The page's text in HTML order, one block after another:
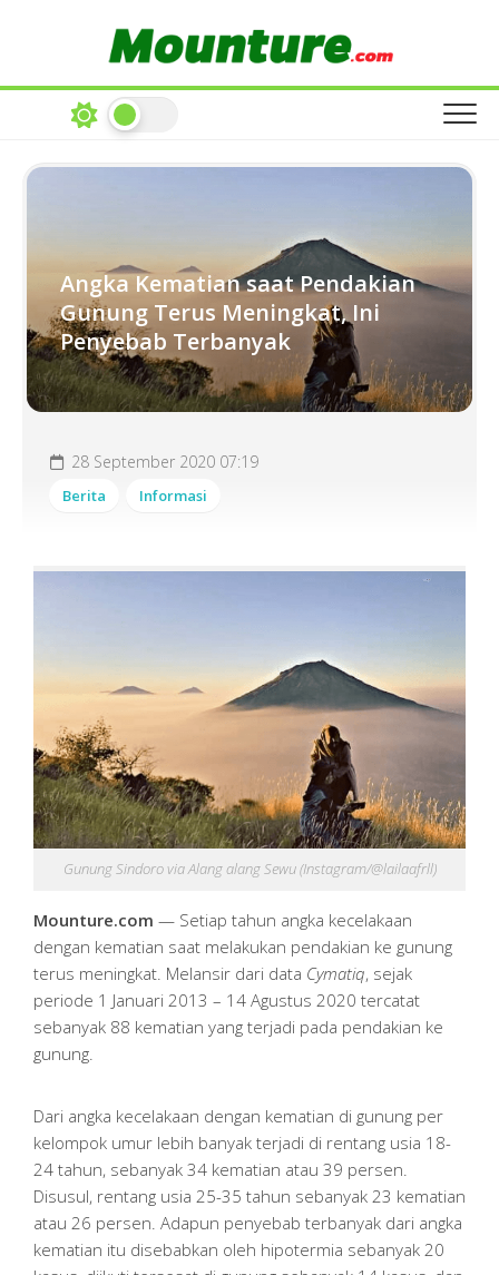
Angka Kematian saat Pendakian
Gunung Terus Meningkat, Ini
Penyebab Terbanyak
28 September 2020 07:19
Berita Informasi
Gunung Sindoro via Alang alang Sewu (Instagram/@lailaafrll)
Mounture.com — Setiap tahun angka kecelakaan
dengan kematian saat melakukan pendakian ke gunung
terus meningkat. Melansir dari data Cymatiq, sejak
periode 1 Januari 2013 – 14 Agustus 2020 tercatat
sebanyak 88 kematian yang terjadi pada pendakian ke
gunung.
Dari angka kecelakaan dengan kematian di gunung per
kelompok umur lebih banyak terjadi di rentang usia 18-
24 tahun, sebanyak 34 kematian atau 39 persen.
Disusul, rentang usia 25-35 tahun sebanyak 23 kematian
atau 26 persen. Adapun penyebab terbanyak dari angka
kematian itu disebabkan oleh hipotermia sebanyak 20